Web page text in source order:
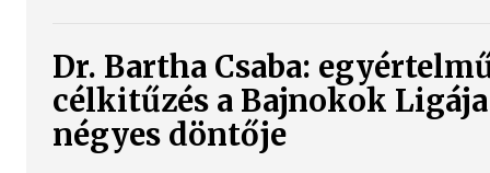
Dr. Bartha Csaba:
célkitűzés a Bajnokok Ligája
négyes döntője